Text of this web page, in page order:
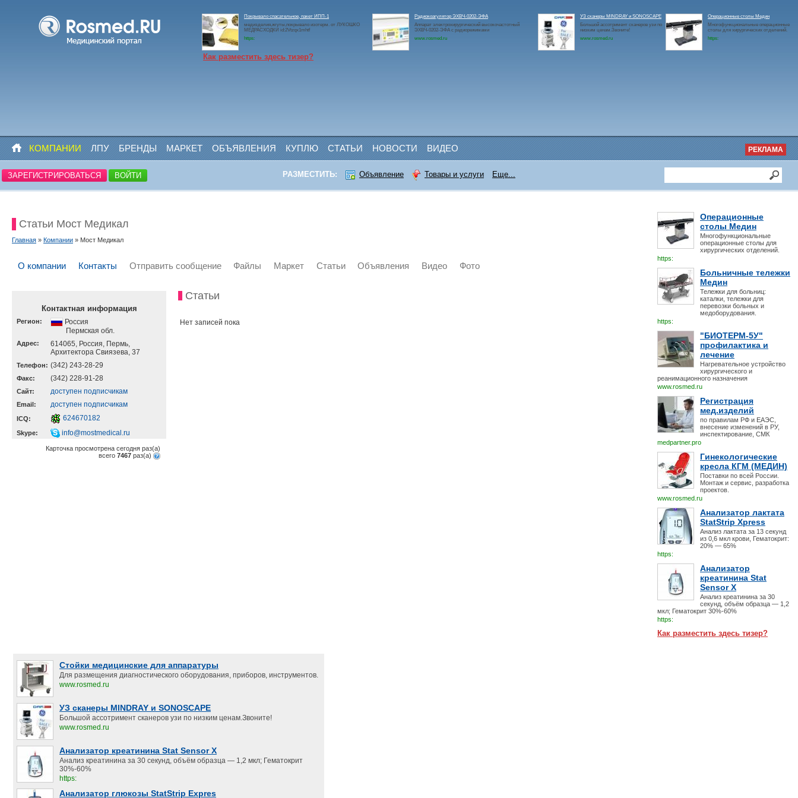
Покрывало спасательное, пакет ИПП-1
медизделия,жгуты,покрывало изотерм. от ЛУКОШКО
МЕДРАСХОДКИ id:2Vtzqx1mhtf
https:
Радиокоагулятор ЭХВЧ-0202-ЭФА
Аппарат электрохирургический высокочастотный
ЭХВЧ-0202-ЭФА с радиорежимами
www.rosmed.ru
УЗ сканеры MINDRAY и SONOSCAPE
Большой ассотримент сканеров узи по
низким ценам.Звоните!
www.rosmed.ru
Операционные столы Медин
Многофункциональные операционные
столы для хирургических отделений.
https:
Как разместить здесь тизер?
КОМПАНИИ ЛПУ БРЕНДЫ МАРКЕТ ОБЪЯВЛЕНИЯ КУПЛЮ СТАТЬИ НОВОСТИ ВИДЕО РЕКЛАМА
ЗАРЕГИСТРИРОВАТЬСЯ ВОЙТИ РАЗМЕСТИТЬ: Объявление Товары и услуги Еще...
Операционные
столы Медин
Многофункциональные
операционные столы для
хирургических отделений.
https:
Больничные тележки
Медин
Тележки для больниц:
каталки, тележки для
перевозки больных и
медоборудования.
https:
"БИОТЕРМ-5У"
профилактика и
лечение
Нагревательное устройство
хирургического и
реанимационного назначения
www.rosmed.ru
Регистрация
мед.изделий
по правилам РФ и ЕАЭС,
внесение изменений в РУ,
инспектирование, СМК
medpartner.pro
Гинекологические
кресла КГМ (МЕДИН)
Поставки по всей России.
Монтаж и сервис, разработка
проектов.
www.rosmed.ru
Анализатор лактата
StatStrip Xpress
Анализ лактата за 13 секунд
из 0,6 мкл крови, Гематокрит:
20% — 65%
https:
Анализатор
креатинина Stat
Sensor X
Анализ креатинина за 30
секунд, объём образца — 1,2
мкл; Гематокрит 30%-60%
https:
Как разместить здесь тизер?
Статьи Мост Медикал
Главная » Компании » Мост Медикал
О компании Контакты Отправить сообщение Файлы Маркет Статьи Объявления Видео Фото
Контактная информация
Регион:
Россия
Пермская обл.
Адрес:
614065, Россия, Пермь,
Архитектора Свиязева, 37
Телефон: (342) 243-28-29
Факс: (342) 228-91-28
Cайт: доступен подписчикам
Email: доступен подписчикам
ICQ: 624670182
Skype: info@mostmedical.ru
Карточка просмотрена сегодня раз(a)
всего 7467 раз(a)
Статьи
Нет записей пока
Стойки медицинские для аппаратуры
Для размещения диагностического оборудования, приборов, инструментов.
www.rosmed.ru
УЗ сканеры MINDRAY и SONOSCAPE
Большой ассотримент сканеров узи по низким ценам.Звоните!
www.rosmed.ru
Анализатор креатинина Stat Sensor X
Анализ креатинина за 30 секунд, объём образца — 1,2 мкл; Гематокрит
30%-60%
https:
Анализатор глюкозы StatStrip Expres